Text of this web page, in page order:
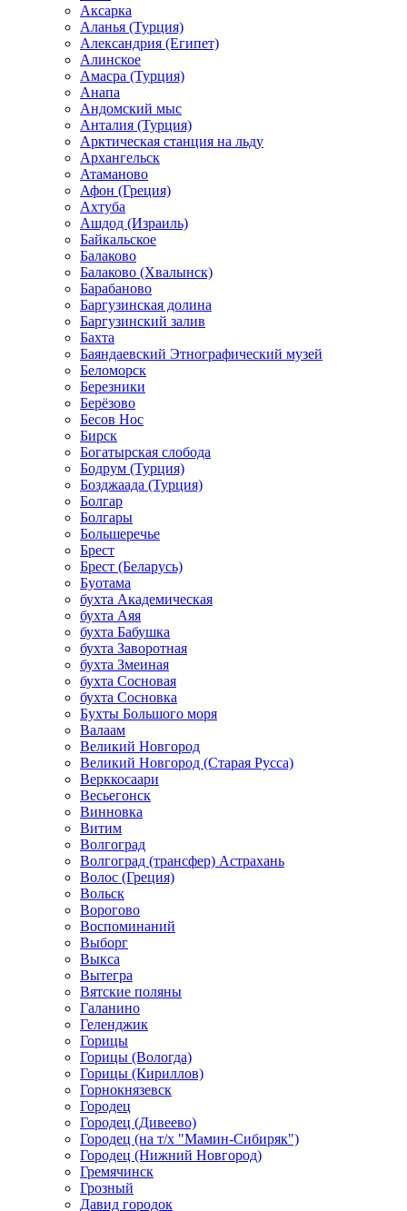
Аксарка
Аланья (Турция)
Александрия (Египет)
Алинское
Амасра (Турция)
Анапа
Андомский мыс
Анталия (Турция)
Арктическая станция на льду
Архангельск
Атаманово
Афон (Греция)
Ахтуба
Ашдод (Израиль)
Байкальское
Балаково
Балаково (Хвалынск)
Барабаново
Баргузинская долина
Баргузинский залив
Бахта
Баяндаевский Этнографический музей
Беломорск
Березники
Берёзово
Бесов Нос
Бирск
Богатырская слобода
Бодрум (Турция)
Бозджаада (Турция)
Болгар
Болгары
Большеречье
Брест
Брест (Беларусь)
Буотама
бухта Академическая
бухта Аяя
бухта Бабушка
бухта Заворотная
бухта Змеиная
бухта Сосновая
бухта Сосновка
Бухты Большого моря
Валаам
Великий Новгород
Великий Новгород (Старая Русса)
Верккосаари
Весьегонск
Винновка
Витим
Волгоград
Волгоград (трансфер) Астрахань
Волос (Греция)
Вольск
Ворогово
Воспоминаний
Выборг
Выкса
Вытегра
Вятские поляны
Галанино
Геленджик
Горицы
Горицы (Вологда)
Горицы (Кириллов)
Горнокнязевск
Городец
Городец (Дивеево)
Городец (на т/х "Мамин-Сибиряк")
Городец (Нижний Новгород)
Гремячинск
Грозный
Давид городок